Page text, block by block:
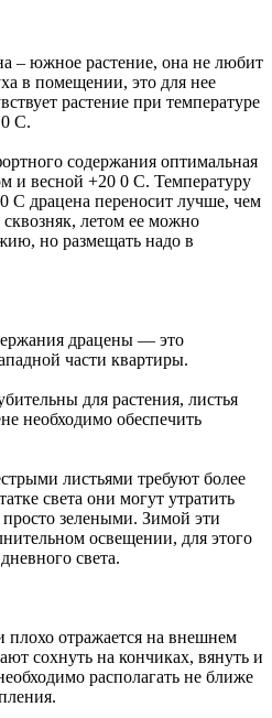
– южное растение, она не любит
в помещении, это для нее
растение при температуре
С.
содержания оптимальная
и весной +20 0 С. Температуру
С драцена переносит лучше, чем
летом ее можно
но размещать надо в
драцены — это
части квартиры.
для растения, листья
необходимо обеспечить
листьями требуют более
света они могут утратить
просто зелеными. Зимой эти
освещении, для этого
света.
отражается на внешнем
сохнуть на кончиках, вянуть и
располагать не ближе